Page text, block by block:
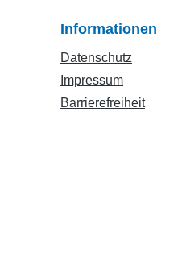
Informationen
Datenschutz
Impressum
Barrierefreiheit